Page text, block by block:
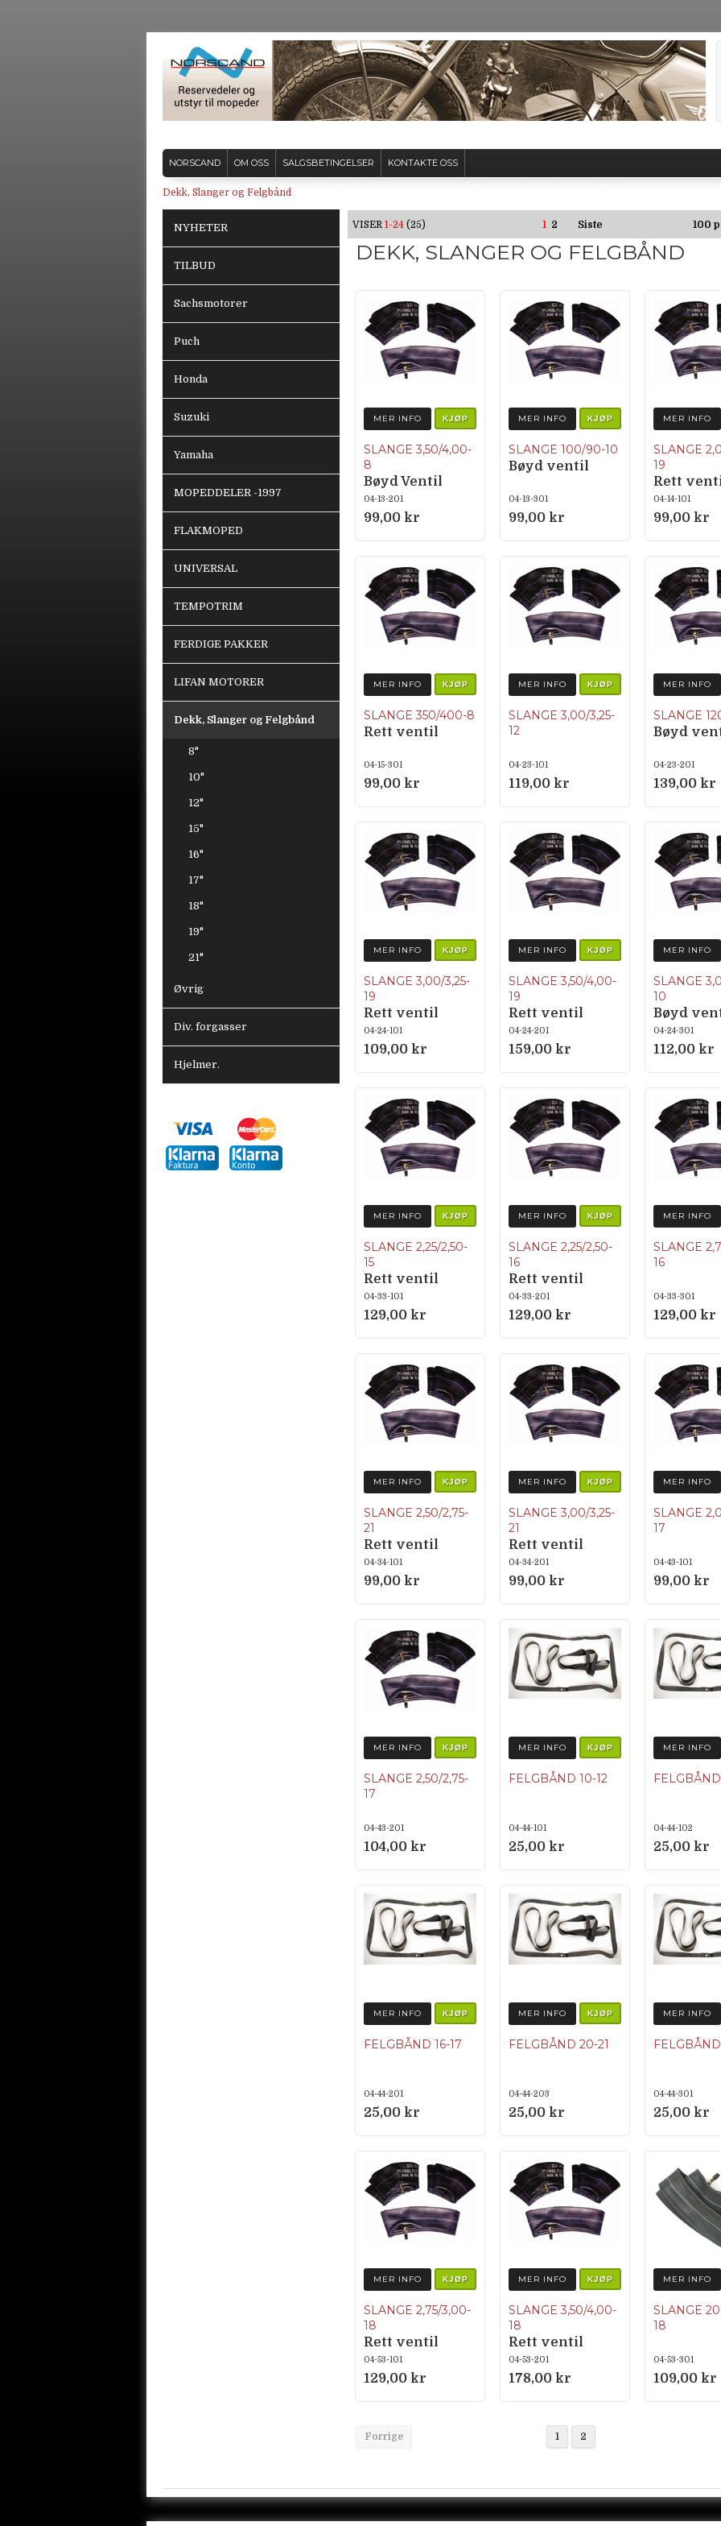
NORSCAND OM OSS SALGSBETINGELSER KONTAKTE OSS
Dekk, Slanger og Felgbånd
NYHETER
TILBUD
Sachsmotorer
Puch
Honda
Suzuki
Yamaha
MOPEDDELER -1997
FLAKMOPED
UNIVERSAL
TEMPOTRIM
FERDIGE PAKKER
LIFAN MOTORER
Dekk, Slanger og Felgbånd
8"
10"
12"
15"
16"
17"
18"
19"
21"
Øvrig
Div. forgasser
Hjelmer.
VISER 1-24 (25) 1 2 Siste 100
DEKK, SLANGER OG FELGBÅND
MER INFO KJØP
SLANGE 3,50/4,00-
8
Bøyd Ventil
04-13-201
99,00 kr
MER INFO KJØP
SLANGE 100/90-10
Bøyd ventil
04-13-301
99,00 kr
MER INFO
SLANGE
19
Rett
04-14-101
99,00 kr
MER INFO KJØP
SLANGE 350/400-8
Rett ventil
04-15-301
99,00 kr
MER INFO KJØP
SLANGE 3,00/3,25-
12
04-23-101
119,00 kr
MER INFO
SLANGE
Bøyd
04-23-201
139,00 kr
MER INFO KJØP
SLANGE 3,00/3,25-
19
Rett ventil
04-24-101
109,00 kr
MER INFO KJØP
SLANGE 3,50/4,00-
19
Rett ventil
04-24-201
159,00 kr
MER INFO
SLANGE
10
Bøyd
04-24-301
112,00 kr
MER INFO KJØP
SLANGE 2,25/2,50-
15
Rett ventil
04-33-101
129,00 kr
MER INFO KJØP
SLANGE 2,25/2,50-
16
Rett ventil
04-33-201
129,00 kr
MER INFO
SLANGE
16
04-33-301
129,00 kr
MER INFO KJØP
SLANGE 2,50/2,75-
21
Rett ventil
04-34-101
99,00 kr
MER INFO KJØP
SLANGE 3,00/3,25-
21
Rett ventil
04-34-201
99,00 kr
MER INFO
SLANGE
17
04-43-101
99,00 kr
MER INFO KJØP
SLANGE 2,50/2,75-
17
04-43-201
104,00 kr
MER INFO KJØP
FELGBÅND 10-12
04-44-101
25,00 kr
MER INFO
FELGBÅND
04-44-102
25,00 kr
MER INFO KJØP
FELGBÅND 16-17
04-44-201
25,00 kr
MER INFO KJØP
FELGBÅND 20-21
04-44-203
25,00 kr
MER INFO
04-44-301
25,00 kr
MER INFO KJØP
SLANGE 2,75/3,00-
18
Rett ventil
04-53-101
129,00 kr
MER INFO KJØP
SLANGE 3,50/4,00-
18
Rett ventil
04-53-201
178,00 kr
MER INFO
SLANGE
18
04-53-301
109,00 kr
Forrige 1 2